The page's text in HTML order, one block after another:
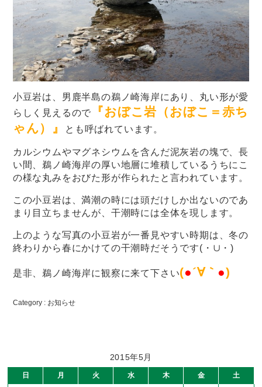
小豆岩は、男鹿半島の鵜ノ崎海岸にあり、丸い形が愛
らしく見えるので
『おぼこ岩（おぼこ＝赤ち
ゃん）』
とも呼ばれています。
カルシウムやマグネシウムを含んだ泥灰岩の塊で、長
い間、鵜ノ崎海岸の厚い地層に堆積しているうちにこ
の様な丸みをおびた形が作られたと言われています。
この小豆岩は、満潮の時には頭だけしか出ないのであ
まり目立ちませんが、干潮時には全体を現します。
上のような写真の小豆岩が一番見やすい時期は、冬の
終わりから春にかけての干潮時だそうです(・∪・)
是非、鵜ノ崎海岸に観察に来て下さい(●´∀｀ ●)
Category : お知らせ
2015年5月
日 月 火 水 木 金 土